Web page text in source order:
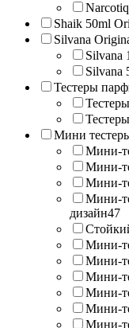
Shaik 50ml
Silvana
Silvana
Silvana
Тестеры
Тестеры
Мини
Мини-
Мини-
Мини-
Мини-
дизайн47
Мини-
Мини-
Мини-
Мини-
Мини-
Мини-